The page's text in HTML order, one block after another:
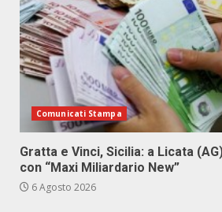
Comunicati Stampa
Gratta e Vinci, Sicilia: a Licata
con “Maxi Miliardario New”
6 Agosto 2026